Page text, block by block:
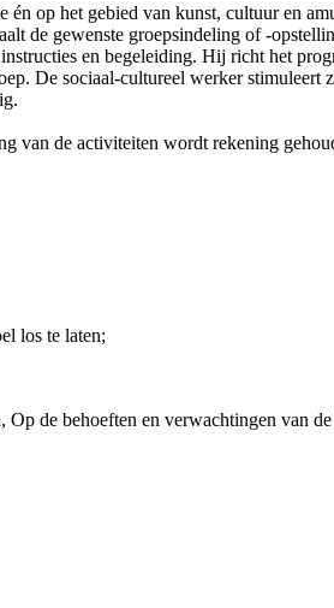
op het gebied van kunst, cultuur en
de gewenste groepsindeling of -
en begeleiding. Hij richt het
De sociaal-cultureel werker
van de activiteiten wordt rekening
los te laten;
de behoeften en verwachtingen van